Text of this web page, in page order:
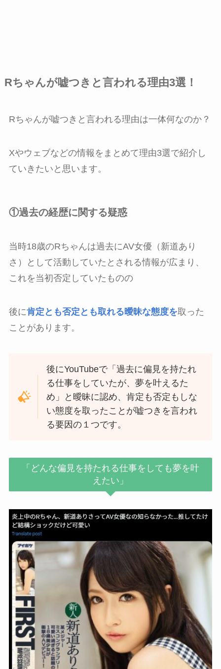
Rちゃんが嘘つきと言われる理由3選！
Rちゃんが嘘つきと言われる理由は一体何なのか？
Xやウェブなどの情報をまとめて理由3選で紹介し
ていきたいと思います。
①過去の経歴に関する疑惑
当時18歳のRちゃんは過去にAV女優（新道あり
さ）として活動していたとされる情報が広まり、
これを当初否定していたものの
後に肯定とも否定とも取れる曖昧な態度を取った
ことがあります。
後にYouTubeで「過去に偏見を持たれ
る仕事をしていたが、夢を叶えるた
め」と曖昧に認め、肯定も否定もしな
い態度を取ったことが嘘つきを言われ
る要因の１つです。
「どんな偏見を持たれる仕事をしても夢を叶
えたい」